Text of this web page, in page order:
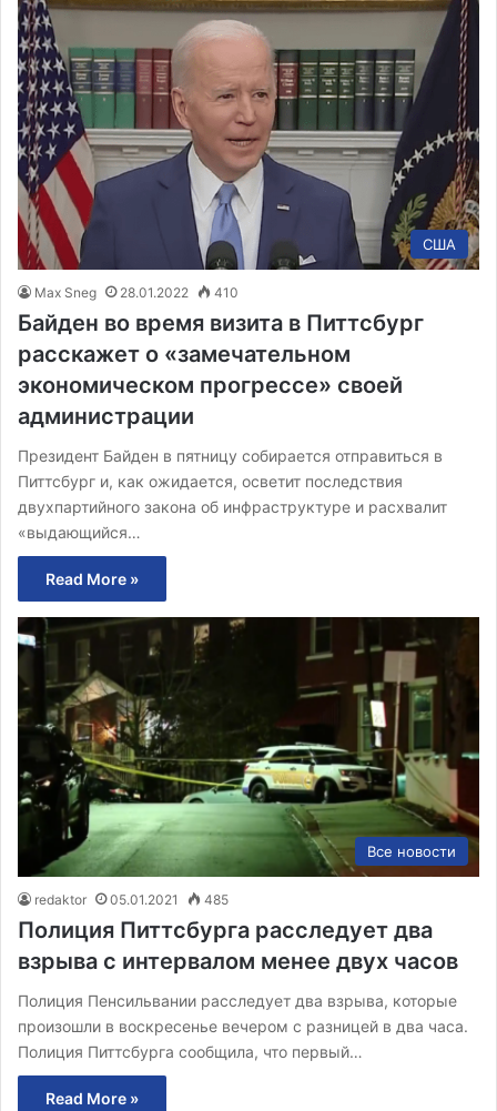
США
Max Sneg 28.01.2022 410
Байден во время визита в Питтсбург
расскажет о «замечательном
экономическом прогрессе» своей
администрации
Президент Байден в пятницу собирается отправиться в
Питтсбург и, как ожидается, осветит последствия
двухпартийного закона об инфраструктуре и расхвалит
«выдающийся…
Read More »
Все новости
redaktor 05.01.2021 485
Полиция Питтсбурга расследует два
взрыва с интервалом менее двух часов
Полиция Пенсильвании расследует два взрыва, которые
произошли в воскресенье вечером с разницей в два часа.
Полиция Питтсбурга сообщила, что первый…
Read More »